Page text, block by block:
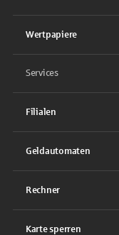
Wertpapiere
Services
Filialen
Geldautomaten
Rechner
Karte sperren